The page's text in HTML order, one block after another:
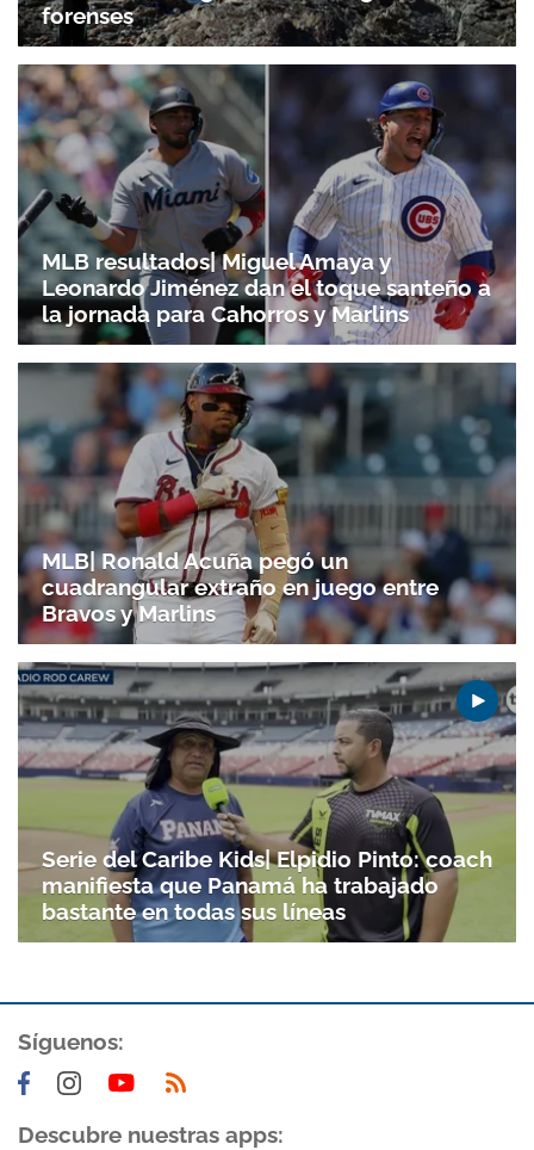
Gracias por suscribirte a nuestro boletín.
ACEPTAR
forenses
MLB resultados| Miguel Amaya y
Leonardo Jiménez dan el toque santeño a
la jornada para Cahorros y Marlins
MLB| Ronald Acuña pegó un
cuadrangular extraño en juego entre
Bravos y Marlins
Serie del Caribe Kids| Elpidio Pinto: coach
manifiesta que Panamá ha trabajado
bastante en todas sus líneas
Síguenos:
Descubre nuestras apps: